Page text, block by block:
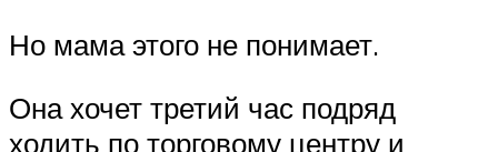
Но мама этого не понимает.
Она хочет третий час подряд
ходить по торговому центру и